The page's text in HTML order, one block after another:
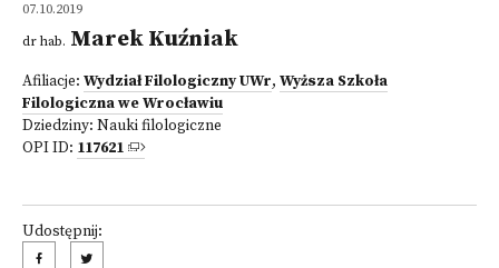
07.10.2019
dr hab. Marek Kuźniak
Afiliacje: Wydział Filologiczny UWr, Wyższa Szkoła
Filologiczna we Wrocławiu
Dziedziny: Nauki filologiczne
OPI ID: 117621
Udostępnij: